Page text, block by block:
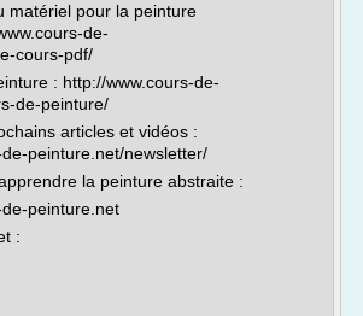
matériel pour la peinture
de-
cours-pdf/
: http://www.cours-de-
de-peinture/
articles et vidéos :
peinture.net/newsletter/
la peinture abstraite :
peinture.net
: